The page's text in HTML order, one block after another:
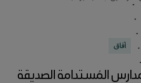
آفاق
المُستدامة الصديقة